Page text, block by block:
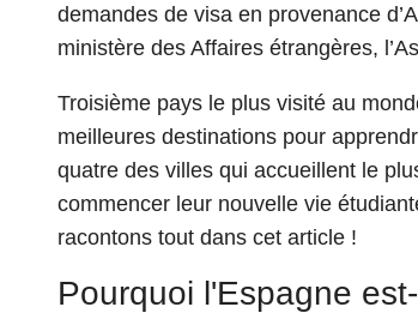
demandes de visa en provenance
ministère des Affaires étrangères,
Troisième pays le plus visité au
meilleures destinations pour
quatre des villes qui accueillent le
commencer leur nouvelle vie
racontons tout dans cet article !
Pourquoi l'Espagne